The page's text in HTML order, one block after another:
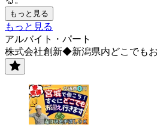
もっと見る
もっと見る
アルバイト・パート
株式会社創新◆新潟県内どこでも